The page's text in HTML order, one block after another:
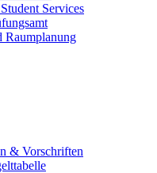
Services
Raumplanung
& Vorschriften